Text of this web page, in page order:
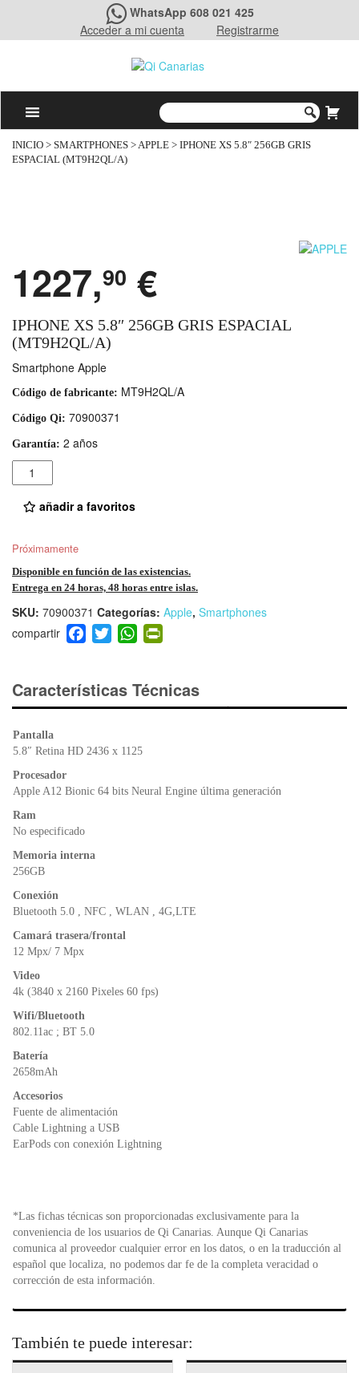
WhatsApp 608 021 425
Acceder a mi cuenta
Registrarme
INICIO > SMARTPHONES >APPLE > IPHONE XS 5.8″ 256GB GRIS
ESPACIAL (MT9H2QL/A)
1227,90 €
IPHONE XS 5.8″ 256GB GRIS ESPACIAL
(MT9H2QL/A)
Smartphone Apple
Código de fabricante: MT9H2QL/A
Código Qi: 70900371
Garantía: 2 años
Cantidad
añadir a favoritos
Próximamente
Disponible en función de las existencias.
Entrega en 24 horas, 48 horas entre islas.
SKU: 70900371 Categorías: Apple, Smartphones
F
a
e
b
o
T
wi
er
W
h
s
A
p
ri
e
Características Técnicas
Pantalla
5.8″ Retina HD 2436 x 1125
Procesador
Apple A12 Bionic 64 bits Neural Engine última generación
Ram
No especificado
Memoria interna
256GB
Conexión
Bluetooth 5.0 , NFC , WLAN , 4G,LTE
Camará trasera/frontal
12 Mpx/ 7 Mpx
Video
4k (3840 x 2160 Pixeles 60 fps)
Wifi/Bluetooth
802.11ac ; BT 5.0
Batería
2658mAh
Accesorios
Fuente de alimentación
Cable Lightning a USB
EarPods con conexión Lightning
*Las fichas técnicas son proporcionadas exclusivamente para la
conveniencia de los usuarios de Qi Canarias. Aunque Qi Canarias
comunica al proveedor cualquier error en los datos, o en la traducción al
español que localiza, no podemos dar fe de la completa veracidad o
corrección de esta información.
También te puede interesar: